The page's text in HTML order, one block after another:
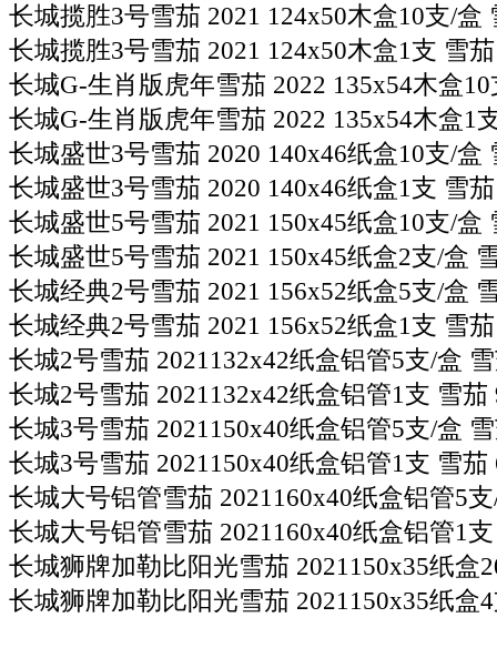
长城揽胜3号雪茄 2021 124x50木盒10支/盒
长城揽胜3号雪茄 2021 124x50木盒1支 雪
长城G-生肖版虎年雪茄 2022 135x54木盒
长城G-生肖版虎年雪茄 2022 135x54木盒1
长城盛世3号雪茄 2020 140x46纸盒10支/盒
长城盛世3号雪茄 2020 140x46纸盒1支 雪
长城盛世5号雪茄 2021 150x45纸盒10支/盒
长城盛世5号雪茄 2021 150x45纸盒2支/盒
长城经典2号雪茄 2021 156x52纸盒5支/盒
长城经典2号雪茄 2021 156x52纸盒1支 雪
长城2号雪茄 2021132x42纸盒铝管5支/盒
长城2号雪茄 2021132x42纸盒铝管1支 雪茄
长城3号雪茄 2021150x40纸盒铝管5支/盒
长城3号雪茄 2021150x40纸盒铝管1支 雪茄
长城大号铝管雪茄 2021160x40纸盒铝管5
长城大号铝管雪茄 2021160x40纸盒铝管1
长城狮牌加勒比阳光雪茄 2021150x35纸盒
长城狮牌加勒比阳光雪茄 2021150x35纸盒